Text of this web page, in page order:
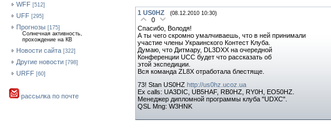
WFF [512]
UFF [295]
Прогнозы [175]
Солнечная активность,
прохождение на КВ
Новости сайта [322]
Другие новости [798]
URFF [60]
рассылка по почте
1 US0HZ (08.12.2010 10:30)
0
Спасибо, Володя!
А ты чего скромно умалчиваешь, что в ней принимали
участие члены Украинского Контест Клуба.
Думаю, что Дитмару, DL3DXX на очередной
Конференции UCC будет что рассказать об
этой экспедиции.
Вся команда ZL8X отработала блестяще.
73! Stan US0HZ http://us0hz.ucoz.ua
Ex calls: UA3DIC, UB5HAF, RB0HZ, RY0H, EO50HZ.
Менеджер дипломной программы клуба "UDXC".
QSL Mng: W3HNK